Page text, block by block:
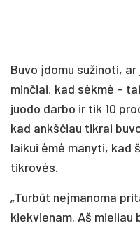
Buvo įdomu sužinoti,
minčiai, kad sėkmė –
juodo darbo ir tik 10
kad ankščiau tikrai
laikui ėmė manyti, kad
tikrovės.
„Turbūt neįmanoma
kiekvienam. Aš mieliau